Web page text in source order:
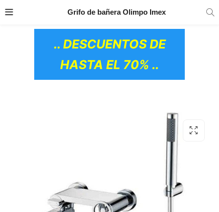
PRODUCTOS
.. DESCUENTOS DE
HASTA EL 70% ..
Grifo de bañera Olimpo Imex